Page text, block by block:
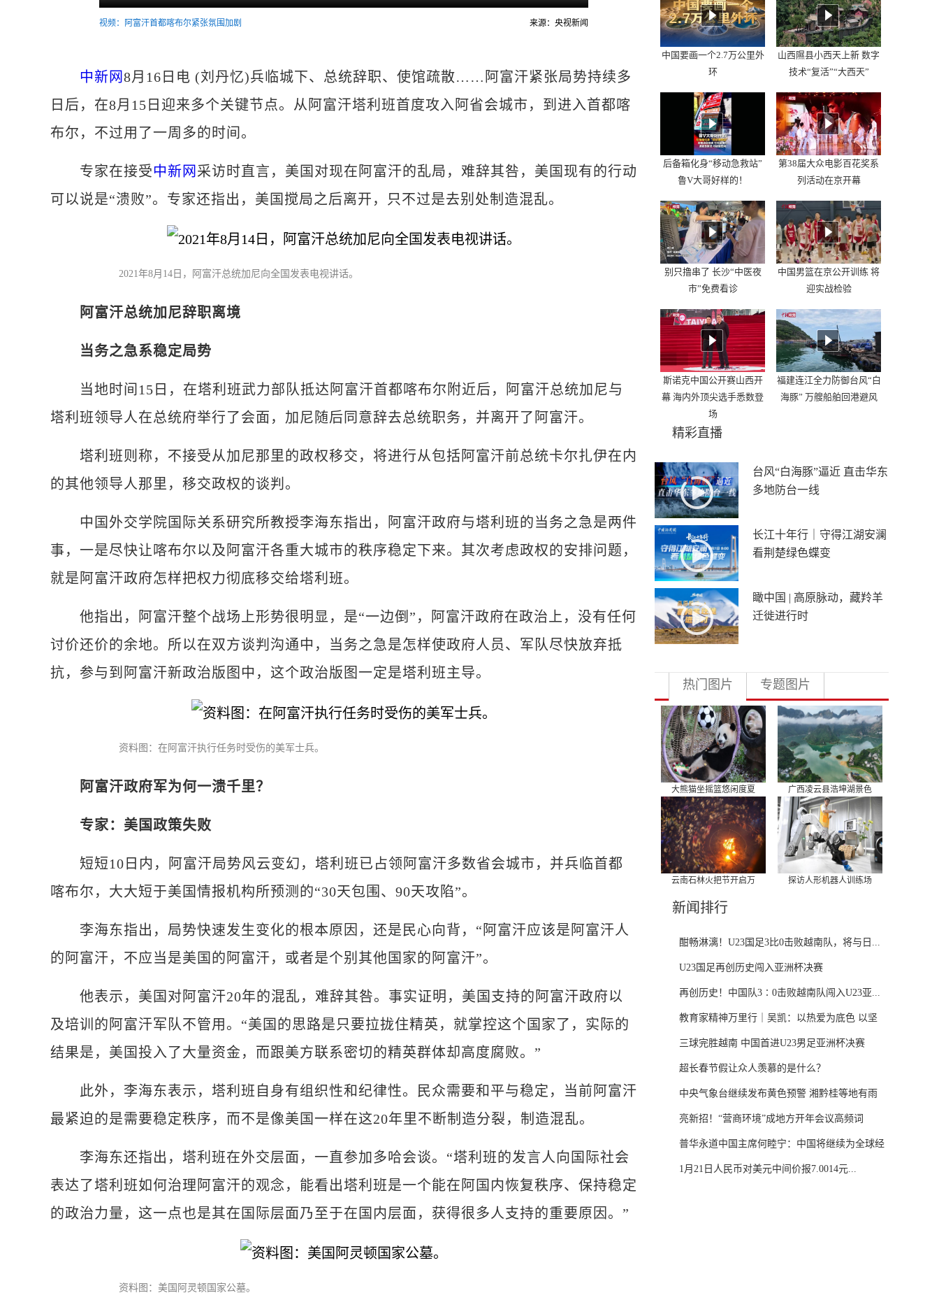
视频：阿富汗首都喀布尔紧张氛围加剧 来源：央视新闻
中新网 8月16日电 (刘丹忆)兵临城下、总统辞职、使馆疏散……阿富汗紧张局势持续多
日后，在8月15日迎来多个关键节点。从阿富汗塔利班首度攻入阿省会城市，到进入首都喀
布尔，不过用了一周多的时间。
专家在接受中新网 采访时直言，美国对现在阿富汗的乱局，难辞其咎，美国现有的行动
可以说是“溃败”。专家还指出，美国搅局之后离开，只不过是去别处制造混乱。
2021年8月14日，阿富汗总统加尼向全国发表电视讲话。
阿富汗总统加尼辞职离境
当务之急系稳定局势
当地时间15日，在塔利班武力部队抵达阿富汗首都喀布尔附近后，阿富汗总统加尼与
塔利班领导人在总统府举行了会面，加尼随后同意辞去总统职务，并离开了阿富汗。
塔利班则称，不接受从加尼那里的政权移交，将进行从包括阿富汗前总统卡尔扎伊在内
的其他领导人那里，移交政权的谈判。
中国外交学院国际关系研究所教授李海东指出，阿富汗政府与塔利班的当务之急是两件
事，一是尽快让喀布尔以及阿富汗各重大城市的秩序稳定下来。其次考虑政权的安排问题，
就是阿富汗政府怎样把权力彻底移交给塔利班。
他指出，阿富汗整个战场上形势很明显，是“一边倒”，阿富汗政府在政治上，没有任何
讨价还价的余地。所以在双方谈判沟通中，当务之急是怎样使政府人员、军队尽快放弃抵
抗，参与到阿富汗新政治版图中，这个政治版图一定是塔利班主导。
资料图：在阿富汗执行任务时受伤的美军士兵。
阿富汗政府军为何一溃千里？
专家：美国政策失败
短短10日内，阿富汗局势风云变幻，塔利班已占领阿富汗多数省会城市，并兵临首都
喀布尔，大大短于美国情报机构所预测的“30天包围、90天攻陷”。
李海东指出，局势快速发生变化的根本原因，还是民心向背，“阿富汗应该是阿富汗人
的阿富汗，不应当是美国的阿富汗，或者是个别其他国家的阿富汗”。
他表示，美国对阿富汗20年的混乱，难辞其咎。事实证明，美国支持的阿富汗政府以
及培训的阿富汗军队不管用。“美国的思路是只要拉拢住精英，就掌控这个国家了，实际的
结果是，美国投入了大量资金，而跟美方联系密切的精英群体却高度腐败。”
此外，李海东表示，塔利班自身有组织性和纪律性。民众需要和平与稳定，当前阿富汗
最紧迫的是需要稳定秩序，而不是像美国一样在这20年里不断制造分裂，制造混乱。
李海东还指出，塔利班在外交层面，一直参加多哈会谈。“塔利班的发言人向国际社会
表达了塔利班如何治理阿富汗的观念，能看出塔利班是一个能在阿国内恢复秩序、保持稳定
的政治力量，这一点也是其在国际层面乃至于在国内层面，获得很多人支持的重要原因。”
资料图：美国阿灵顿国家公墓。
中国要画一个2.7万公里外
环
山西隰县小西天上新 数字
技术“复活”“大西天”
后备箱化身“移动急救站”
鲁V大哥好样的！
第38届大众电影百花奖系
列活动在京开幕
别只撸串了 长沙“中医夜
市”免费看诊
中国男篮在京公开训练 将
迎实战检验
斯诺克中国公开赛山西开
幕 海内外顶尖选手悉数登
场
福建连江全力防御台风“白
海豚” 万艘船舶回港避风
精彩直播
台风“白海豚”逼近 直击华东
多地防台一线
长江十年行｜守得江湖安澜
看荆楚绿色蝶变
瞰中国 | 高原脉动，藏羚羊
迁徙进行时
热门图片 专题图片
大熊猫坐摇篮悠闲度夏 广西凌云县浩坤湖景色
云南石林火把节开启万 探访人形机器人训练场
新闻排行
酣畅淋漓！U23国足3比0击败越南队，将与日...
U23国足再创历史闯入亚洲杯决赛
再创历史！中国队3∶0击败越南队闯入U23亚...
教育家精神万里行｜吴凯：以热爱为底色 以坚
守...
三球完胜越南 中国首进U23男足亚洲杯决赛
超长春节假让众人羡慕的是什么？
中央气象台继续发布黄色预警 湘黔桂等地有雨
雪...
亮新招！“营商环境”成地方开年会议高频词
普华永道中国主席何睦宁：中国将继续为全球经
济...
1月21日人民币对美元中间价报7.0014元...